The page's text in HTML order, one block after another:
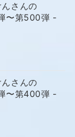
さんの
〜第500弾 -
さんの
〜第400弾 -